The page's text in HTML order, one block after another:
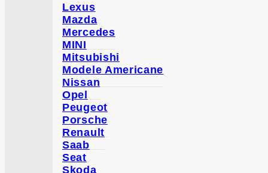
Lexus
Mazda
Mercedes
MINI
Mitsubishi
Modele Americane
Nissan
Opel
Peugeot
Porsche
Renault
Saab
Seat
Skoda